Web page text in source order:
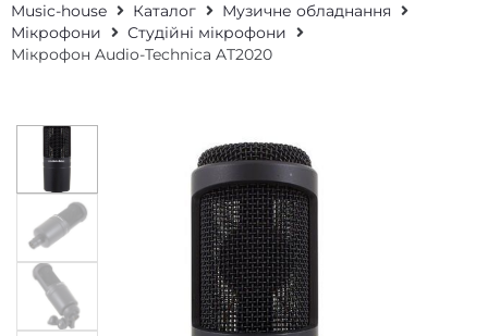
Music-house Каталог
Музичне обладнання
Мікрофони
Студійні мікрофони
Мікрофон Audio-Technica AT2020